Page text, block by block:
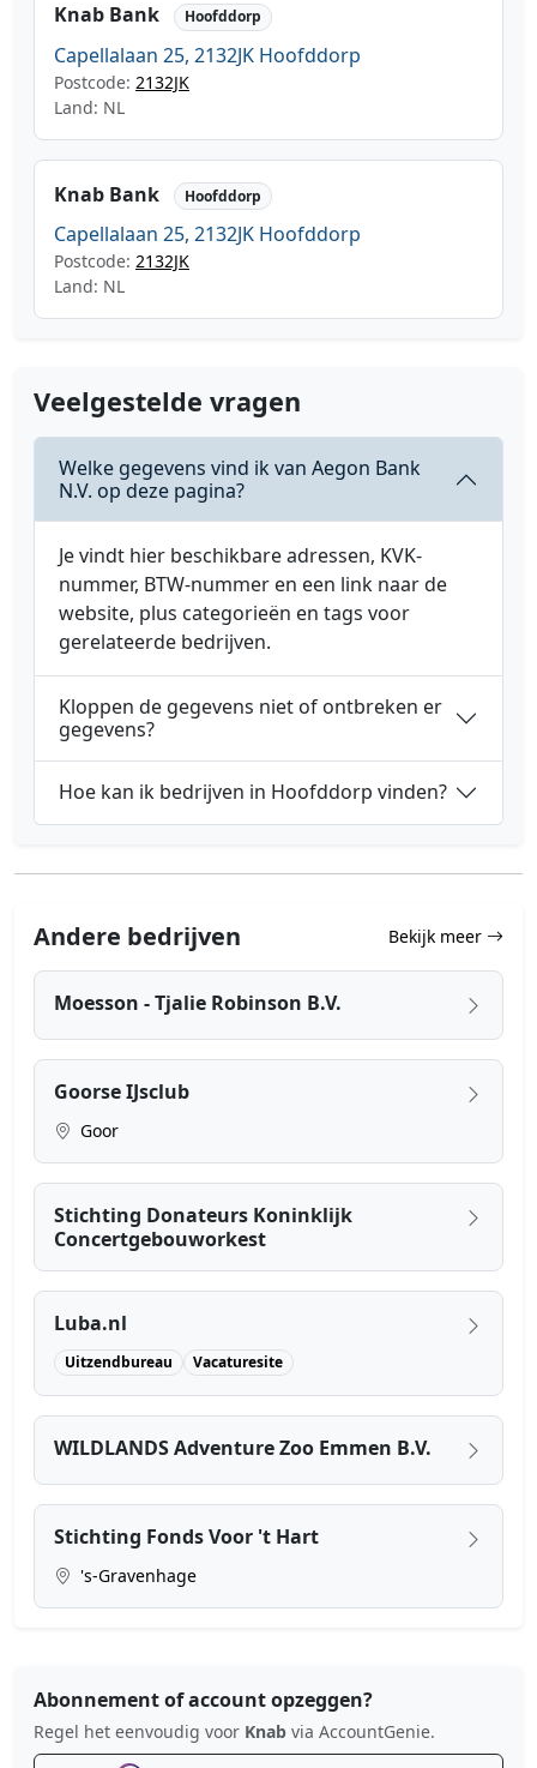
Knab Bank Hoofddorp
Capellalaan 25, 2132JK Hoofddorp
Postcode: 2132JK
Land: NL
Knab Bank Hoofddorp
Capellalaan 25, 2132JK Hoofddorp
Postcode: 2132JK
Land: NL
Veelgestelde vragen
Welke gegevens vind ik van Aegon Bank
N.V. op deze pagina?
Je vindt hier beschikbare adressen, KVK-
nummer, BTW-nummer en een link naar de
website, plus categorieën en tags voor
gerelateerde bedrijven.
Kloppen de gegevens niet of ontbreken er
gegevens?
Hoe kan ik bedrijven in Hoofddorp vinden?
Andere bedrijven Bekijk meer
Moesson - Tjalie Robinson B.V.
Goorse IJsclub
Goor
Stichting Donateurs Koninklijk
Concertgebouworkest
Luba.nl
Uitzendbureau Vacaturesite
WILDLANDS Adventure Zoo Emmen B.V.
Stichting Fonds Voor 't Hart
's-Gravenhage
Abonnement of account opzeggen?
Regel het eenvoudig voor Knab via AccountGenie.